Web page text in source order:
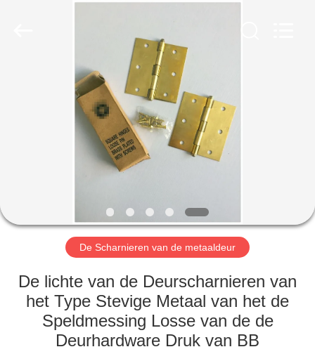
PRODUCTEN
ONGEVEER
ONS
FABRIEKSREIS
KWALITEITSCONTROLE
De Scharnieren van de metaaldeur
De lichte van de Deurscharnieren van
het Type Stevige Metaal van het de
Speldmessing Losse van de de
Deurhardware Druk van BB